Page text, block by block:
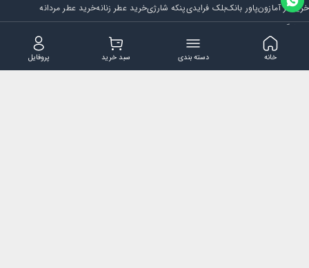
خرید از آمازونپاور بانکبلک فرایدیپنکه شارژیخرید عطر زنانهخرید عطر مردانه
فروشگاه
مجله ایران بابا قوانین و مقررات سوالات متداول
تماس با ایران بابا
پروفایل سبد خرید دسته بندی خانه